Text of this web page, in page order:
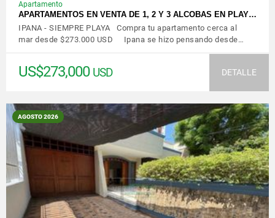
Apartamento
APARTAMENTOS EN VENTA DE 1, 2 Y 3 ALCOBAS EN PLAY…
IPANA - SIEMPRE PLAYA Compra tu apartamento cerca al
mar desde $273.000 USD Ipana se hizo pensando desde…
US$273,000 USD DETALLE
AGOSTO 2026
VER DETALLES